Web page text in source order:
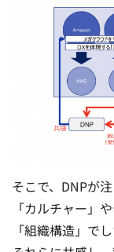
そこで、DNPが
「カルチャー」
「組織構造」でし